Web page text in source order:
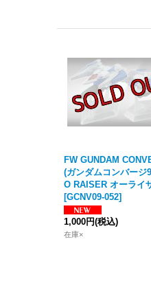
FW GUNDAM
(ガンダムコンバー
O RAISER オーライ
[GCNV09-052]
1,000円(税込)
在庫×